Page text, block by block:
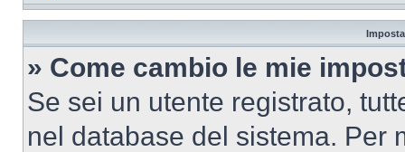
» Come cambio le mie
Se sei un utente registrato,
nel database del sistema. Per